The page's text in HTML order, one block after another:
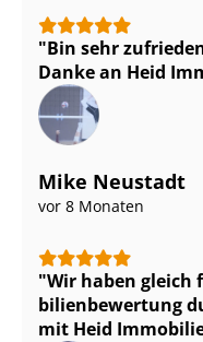
Bin sehr
Danke an Heid
Mike Neustadt
vor 8 Monaten
Wir haben gleich
bi­li­en­be­wer­tung
mit Heid